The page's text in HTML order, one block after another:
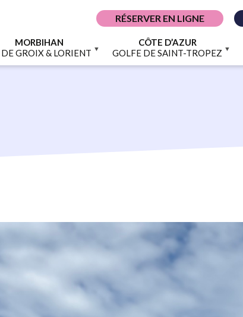
RÉSERVER EN LIGNE
MORBIHAN
DE GROIX & LORIENT
CÔTE D’AZUR
GOLFE DE SAINT-TROPEZ